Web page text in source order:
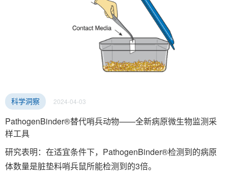
科学洞察 2024-04-03
PathogenBinder®替代哨兵动物——全新病原微生物监测采
样工具
研究表明：在适宜条件下，PathogenBinder®检测到的病原
体数量是脏垫料哨兵鼠所能检测到的3倍。